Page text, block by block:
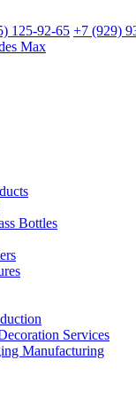
125-92-65 +7 (929)
Bottles
Services
Manufacturing